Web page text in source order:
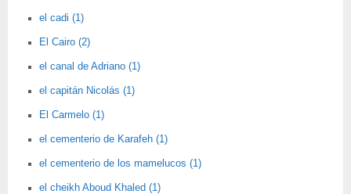
el cadi (1)
El Cairo (2)
el canal de Adriano (1)
el capitán Nicolás (1)
El Carmelo (1)
el cementerio de Karafeh (1)
el cementerio de los mamelucos (1)
el cheikh Aboud Khaled (1)